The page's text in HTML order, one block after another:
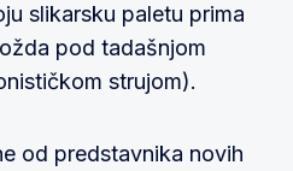
slikarsku paletu prima
pod tadašnjom
strujom).
od predstavnika novih